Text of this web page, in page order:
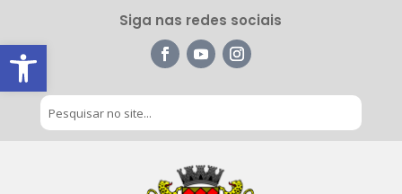
Barra de Ferramentas Aberta
Siga nas redes sociais